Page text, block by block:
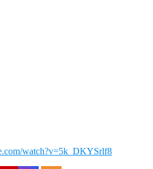
watch?v=5k_DKYSrlf8